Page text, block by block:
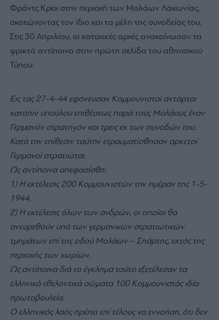
Φράντς Κρεχ στην περιοχή των Μολάων Λακωνίας,
σκοτώνοντας τον ίδιο και τα μέλη της συνοδείας του.
Στις 30 Απριλίου, οι κατοχικές αρχές ανακοίνωσαν τα
φρικτά αντίποινα στην πρώτη σελίδα του αθηναϊκού
Τύπου:
Εις τας 27-4-44 εφόνευσαν Κομμουνισταί αντάρται
κατόπιν υπούλου επιθέσεως παρά τούς Μολάους έναν
Γερμανόν στρατηγόν και τρεις εκ των συνοδών του.
Κατά την επίθεσιν ταύτην ετραυματίσθησαν αρκετοί
Γερμανοί στρατιώται.
Ως αντίποινα απεφασίσθη:
1) Η εκτέλεσις 200 Κομμουνιστών την ημέραν της 1-5-
1944.
2) Η εκτέλεσις όλων των ανδρών, οι οποίοι θα
ανευρεθούν υπό των γερμανικών στρατιωτικών
τμημάτων επί της οδού Μολάων – Σπάρτης, εκτός της
περιοχής των χωρίων.
Ως αντίποινα διά το έγκλημα τούτο εξετέλεσαν τα
ελληνικά εθελοντικά σώματα 100 Κομμουνιστάς ιδία
πρωτοβουλεία.
Ο ελληνικός λαός πρέπει επί τέλους να εννοήση, ότι δεν